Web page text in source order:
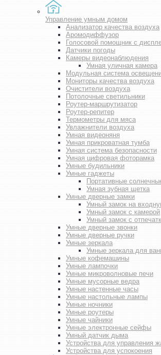
Управление умным домом
Анализатор качества воздуха
Аромодиффузор
Голосовой помощник с
Датчики погоды
Камеры видеонаблюдения
Умная уличная камера
Модульная система
Мониторы качества воздуха
Очистители воздуха
Потолочные светильники
Роутер-маршрутизатор
Роутер-репитер
Термометры для мяса
Увлажнители воздуха
Умная видеоняня
Умная прикроватная тумба
Умная система безопасности
Умная цифровая фоторамка
Умные будильники
Умные гаджеты
Портативные
Умная зубная щетка
Умные дверные замки
Умный замок на
Умный замок с камерой
Умный замок с
Умные дверные звонки
Умные дверные ручки
Умные зеркала
Умные зеркала для
Умные кофемашины
Умные лампочки
Умные микроволновые печи
Умные мусорные ведра
Умные настенные часы
Умные настольные лампы
Умные ночники
Умные роутеры
Умные чайники
Умные электронные сейфы
Умный датчик дыма
Устройства для управления
Устройства для успокоения